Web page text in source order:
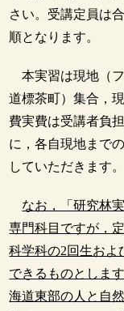
さい。受講定員は
順となります。
本実習は現地（
道標茶町）集合，
費実費は受講者負
に，各自現地まで
していただきます。
なお，「研究林
専門科目ですが，
科学科の2回生およ
できるものとしま
海道東部の人と自